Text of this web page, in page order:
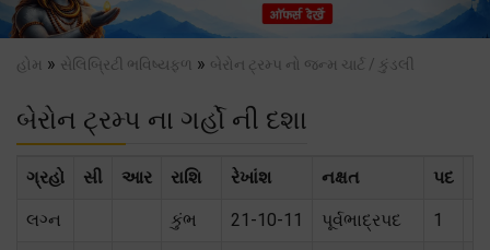
હોમ » સેલિબ્રિટી ભવિષ્યફળ » બેરોન ટ્રમ્પ નો જન્મ ચાર્ટ / કુંડલી
બેરોન ટ્રમ્પ ના ગર્હો ની દશા
ગ્રહો સી આર રાશિ રેખાંશ નક્ષત પદ
લગ્ન કુંભ 21-10-11 પૂર્વભાદ્રપદ 1